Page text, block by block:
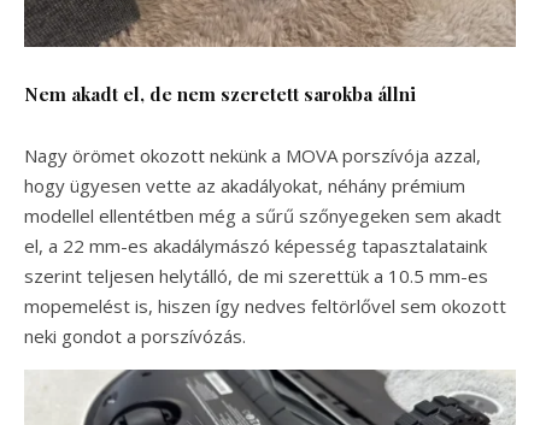
Nem akadt el, de nem szeretett sarokba állni
Nagy örömet okozott nekünk a MOVA porszívója azzal,
hogy ügyesen vette az akadályokat, néhány prémium
modellel ellentétben még a sűrű szőnyegeken sem akadt
el, a 22 mm-es akadálymászó képesség tapasztalataink
szerint teljesen helytálló, de mi szerettük a 10.5 mm-es
mopemelést is, hiszen így nedves feltörlővel sem okozott
neki gondot a porszívózás.